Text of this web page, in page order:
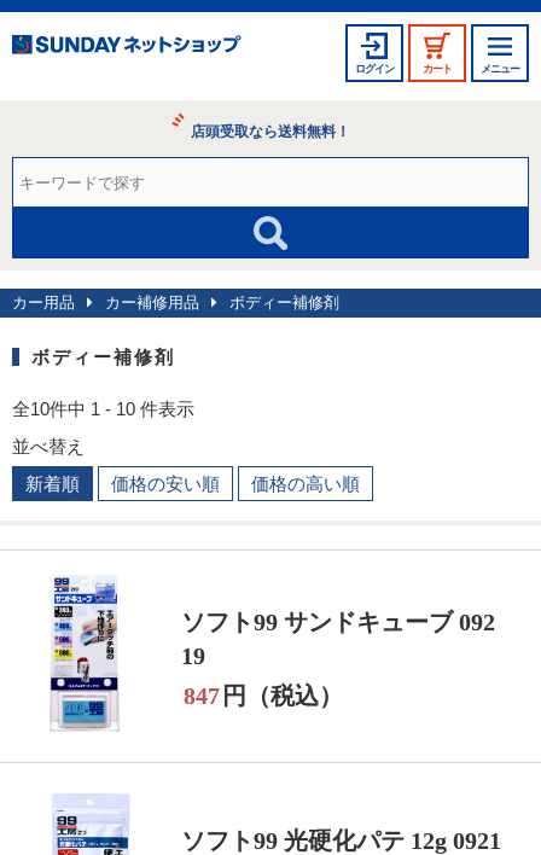
ログイン カート メニュー
店頭受取なら送料無料！
カー用品 カー補修用品 ボディー補修剤
ボディー補修剤
全10件中 1 - 10 件表示
並べ替え
新着順
価格の安い順 価格の高い順
ソフト99 サンドキューブ 092
19
847 円（税込）
ソフト99 光硬化パテ 12g 0921